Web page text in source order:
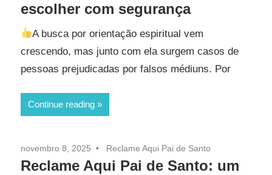
escolher com segurança
A busca por orientação espiritual vem
crescendo, mas junto com ela surgem casos de
pessoas prejudicadas por falsos médiuns. Por
Continue reading
novembro 8, 2025 Reclame Aqui Pai de Santo
Reclame Aqui Pai de Santo: um